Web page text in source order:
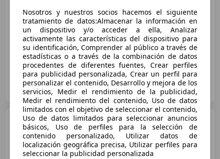
€ 3.750
01/2002 30.000 km Gasolina 43 kW (58 CV)
Particular
ES-32895 Lobios
Honda CB 500 Hornet
Nosotros y nuestros socios hacemos el siguiente
tratamiento de datos:Almacenar la información en
un dispositivo y/o acceder a ella, Analizar
activamente las características del dispositivo para
su identificación, Comprender al público a través de
estadísticas o a través de la combinación de datos
procedentes de diferentes fuentes, Crear perfiles
para publicidad personalizada, Crear un perfil para
personalizar el contenido, Desarrollo y mejora de los
servicios, Medir el rendimiento de la publicidad,
Medir el rendimiento del contenido, Uso de datos
limitados con el objetivo de seleccionar el contenido,
Uso de datos limitados para seleccionar anuncios
básicos, Uso de perfiles para la selección de
contenido personalizado, Utilizar datos de
localización geográfica precisa, Utilizar perfiles para
seleccionar la publicidad personalizada